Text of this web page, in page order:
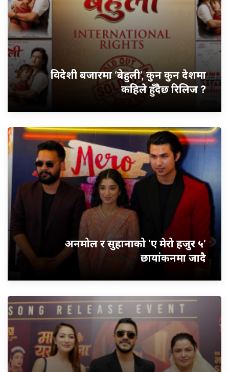
विदेशी बजारमा ‘बेहुली’, कुन कुन देशमा
कहिले हुँदैछ रिलिज ?
अनमोल र सुहानाको ‘ए मेरो हजुर ५’
छायांकनमा जादै